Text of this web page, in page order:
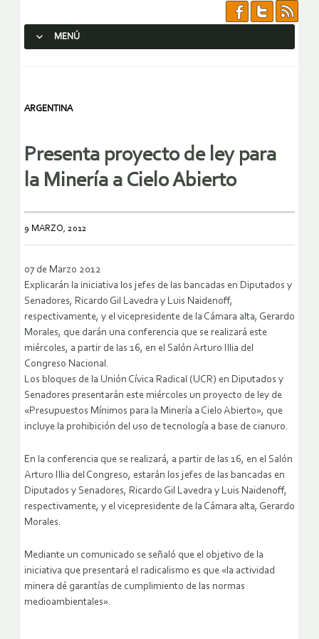
MENÚ
ARGENTINA
Presenta proyecto de ley para
la Minería a Cielo Abierto
9 MARZO, 2012
07 de Marzo 2012
Explicarán la iniciativa los jefes de las bancadas en Diputados y
Senadores, Ricardo Gil Lavedra y Luis Naidenoff,
respectivamente, y el vicepresidente de la Cámara alta, Gerardo
Morales, que darán una conferencia que se realizará este
miércoles, a partir de las 16, en el Salón Arturo Illia del
Congreso Nacional.
Los bloques de la Unión Cívica Radical (UCR) en Diputados y
Senadores presentarán este miércoles un proyecto de ley de
«Presupuestos Mínimos para la Minería a Cielo Abierto», que
incluye la prohibición del uso de tecnología a base de cianuro.
En la conferencia que se realizará, a partir de las 16, en el Salón
Arturo Illia del Congreso, estarán los jefes de las bancadas en
Diputados y Senadores, Ricardo Gil Lavedra y Luis Naidenoff,
respectivamente, y el vicepresidente de la Cámara alta, Gerardo
Morales.
Mediante un comunicado se señaló que el objetivo de la
iniciativa que presentará el radicalismo es que «la actividad
minera dé garantías de cumplimiento de las normas
medioambientales».